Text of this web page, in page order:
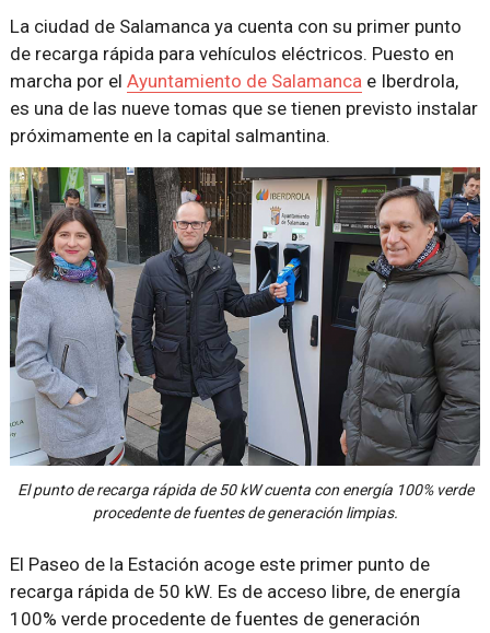
La ciudad de Salamanca ya cuenta con su primer punto
de recarga rápida para vehículos eléctricos. Puesto en
marcha por el Ayuntamiento de Salamancae Iberdrola,
es una de las nueve tomas que se tienen previsto instalar
próximamente en la capital salmantina.
El punto de recarga rápida de 50 kW cuenta con energía 100% verde
procedente de fuentes de generación limpias.
El Paseo de la Estación acoge este primer punto de
recarga rápida de 50 kW. Es de acceso libre, de energía
100% verde procedente de fuentes de generación